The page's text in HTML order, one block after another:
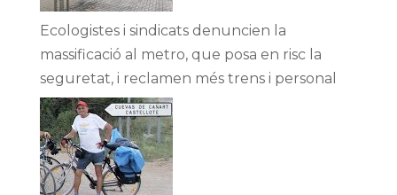
Ecologistes i sindicats denuncien la
massificació al metro, que posa en risc la
seguretat, i reclamen més trens i personal